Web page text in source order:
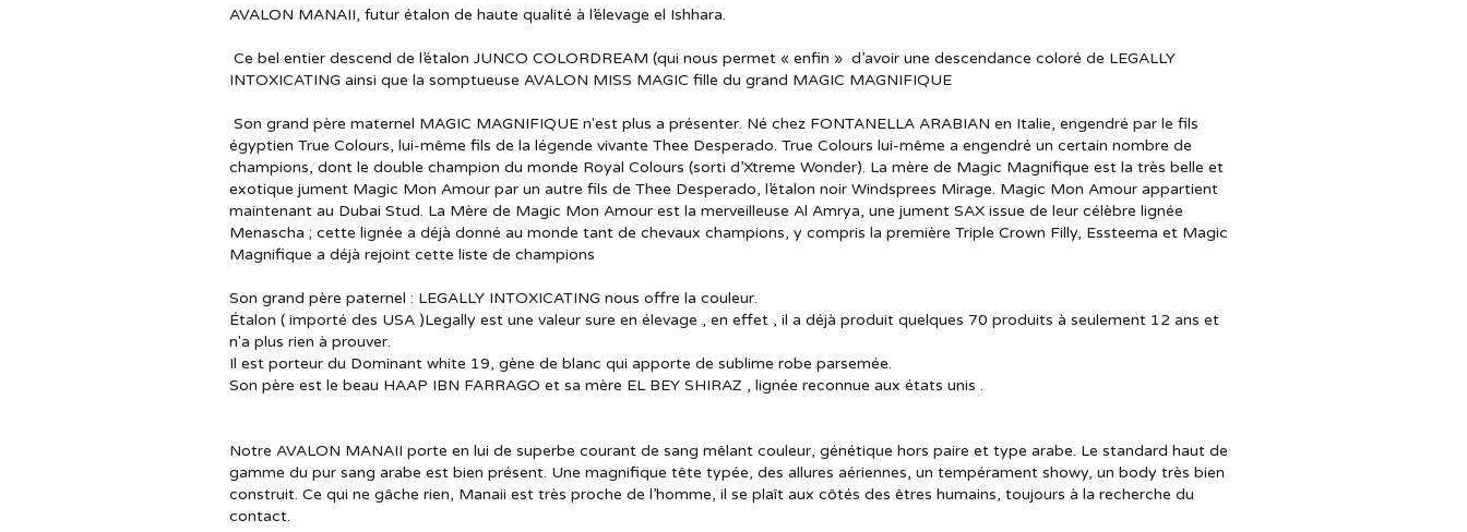
AVALON MANAII, futur étalon de haute qualité à l’élevage el Ishhara.
Ce bel entier descend de l’étalon JUNCO COLORDREAM (qui nous permet « enfin » d’avoir une descendance coloré de LEGALLY
INTOXICATING ainsi que la somptueuse AVALON MISS MAGIC fille du grand MAGIC MAGNIFIQUE
Son grand père maternel MAGIC MAGNIFIQUE n'est plus a présenter. Né chez FONTANELLA ARABIAN en Italie, engendré par le fils
égyptien True Colours, lui-même fils de la légende vivante Thee Desperado. True Colours lui-même a engendré un certain nombre de
champions, dont le double champion du monde Royal Colours (sorti d’Xtreme Wonder). La mère de Magic Magnifique est la très belle et
exotique jument Magic Mon Amour par un autre fils de Thee Desperado, l’étalon noir Windsprees Mirage. Magic Mon Amour appartient
maintenant au Dubai Stud. La Mère de Magic Mon Amour est la merveilleuse Al Amrya, une jument SAX issue de leur célèbre lignée
Menascha ; cette lignée a déjà donné au monde tant de chevaux champions, y compris la première Triple Crown Filly, Essteema et Magic
Magnifique a déjà rejoint cette liste de champions
Son grand père paternel : LEGALLY INTOXICATING nous offre la couleur.
Étalon ( importé des USA )Legally est une valeur sure en élevage , en effet , il a déjà produit quelques 70 produits à seulement 12 ans et
n'a plus rien à prouver.
Il est porteur du Dominant white 19, gène de blanc qui apporte de sublime robe parsemée.
Son père est le beau HAAP IBN FARRAGO et sa mère EL BEY SHIRAZ , lignée reconnue aux états unis .
Notre AVALON MANAII porte en lui de superbe courant de sang mêlant couleur, génétique hors paire et type arabe. Le standard haut de
gamme du pur sang arabe est bien présent. Une magnifique tête typée, des allures aériennes, un tempérament showy, un body très bien
construit. Ce qui ne gâche rien, Manaii est très proche de l’homme, il se plaît aux côtés des êtres humains, toujours à la recherche du
contact.